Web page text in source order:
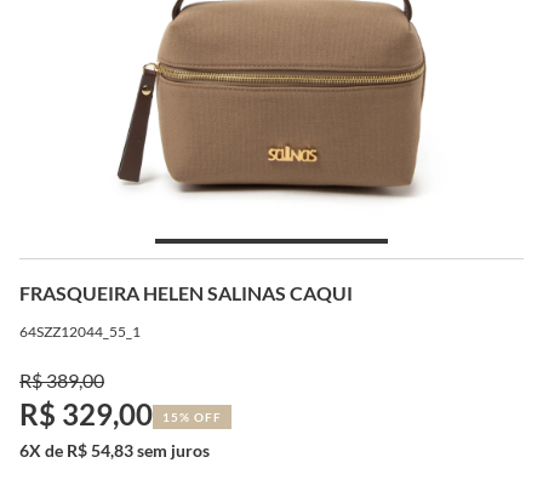
FRASQUEIRA HELEN SALINAS CAQUI
64SZZ12044_55_1
R$ 389,00
R$ 329,00 15% OFF
6X de R$ 54,83 sem juros